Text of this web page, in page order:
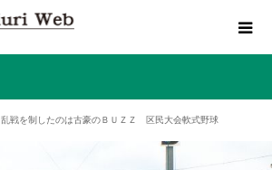
乱戦を制したのは古豪のＢＵＺＺ 区民大会軟式野球